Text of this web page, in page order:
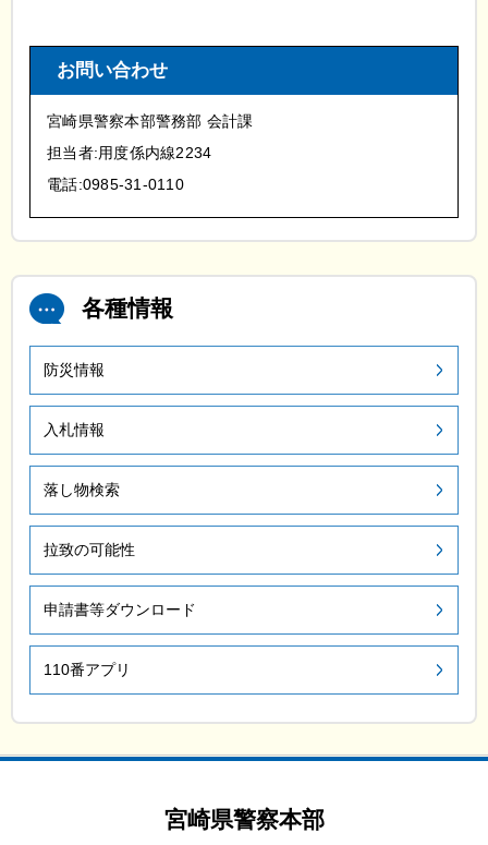
お問い合わせ
宮崎県警察本部警務部 会計課
担当者:用度係内線2234
電話:0985-31-0110
各種情報
防災情報
入札情報
落し物検索
拉致の可能性
申請書等ダウンロード
110番アプリ
宮崎県警察本部